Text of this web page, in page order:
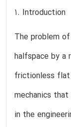
1. Introduction
The problem
halfspace by a
frictionless flat
mechanics
in the